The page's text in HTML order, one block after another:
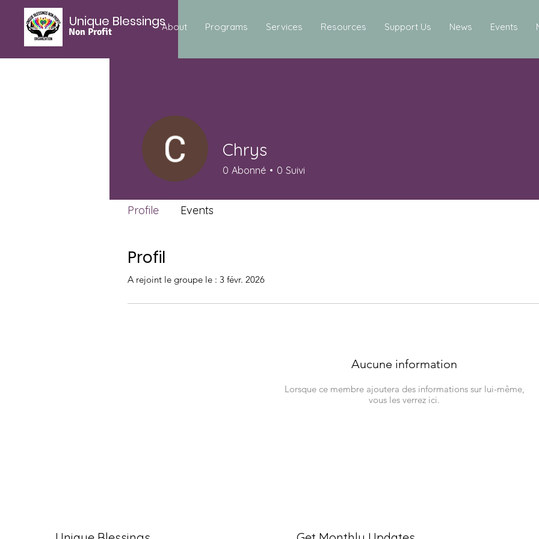
Unique Blessings
Non Profit About Programs Services Resources Support Us News Events
Profil
A rejoint le groupe le : 3 févr. 2026
Aucune information
Lorsque ce membre ajoutera des informations sur lui-même,
vous les verrez ici.
Chrys
0 Abonné 0 Suivi
Profile Events